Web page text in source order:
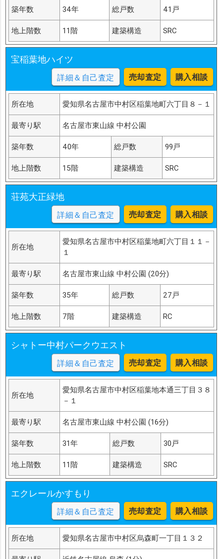
築年数 34年 総戸数 41戸
地上階数 11階 建築構造 SRC
宝稲葉地ハイツ
詳細＆自己査定 売却査定 購入相談
所在地 愛知県名古屋市中村区稲葉地町六丁目８－１
最寄り駅 名古屋市東山線 中村公園
築年数 40年 総戸数 99戸
地上階数 15階 建築構造 SRC
荘苑大正緑地
詳細＆自己査定 売却査定 購入相談
所在地
愛知県名古屋市中村区稲葉地町六丁目１１－
１
最寄り駅 名古屋市東山線 中村公園 (20分)
築年数 35年 総戸数 27戸
地上階数 7階 建築構造 RC
シャトー中村パークウエスト
詳細＆自己査定 売却査定 購入相談
所在地
愛知県名古屋市中村区稲葉地本通三丁目３８
－１
最寄り駅 名古屋市東山線 中村公園 (16分)
築年数 31年 総戸数 30戸
地上階数 11階 建築構造 SRC
エクレールかすもり
詳細＆自己査定 売却査定 購入相談
所在地 愛知県名古屋市中村区烏森町一丁目１３２